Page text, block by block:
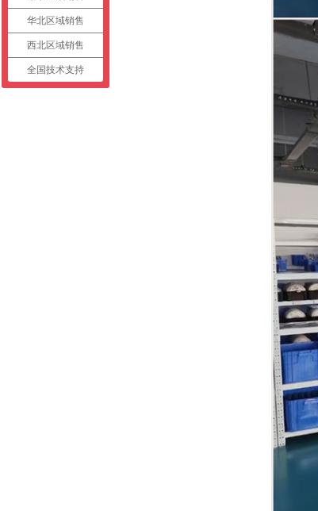
华北区域销售
西北区域销售
全国技术支持